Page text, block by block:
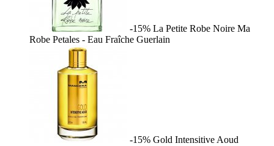
-15% La Petite Robe Noire Ma
Robe Petales - Eau Fraîche Guerlain
-15% Gold Intensitive Aoud